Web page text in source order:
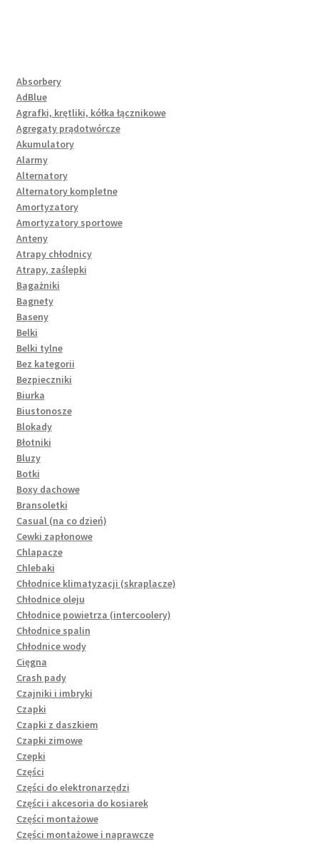
Absorbery
AdBlue
Agrafki, krętliki, kółka łącznikowe
Agregaty prądotwórcze
Akumulatory
Alarmy
Alternatory
Alternatory kompletne
Amortyzatory
Amortyzatory sportowe
Anteny
Atrapy chłodnicy
Atrapy, zaślepki
Bagażniki
Bagnety
Baseny
Belki
Belki tylne
Bez kategorii
Bezpieczniki
Biurka
Biustonosze
Blokady
Błotniki
Bluzy
Botki
Boxy dachowe
Bransoletki
Casual (na co dzień)
Cewki zapłonowe
Chlapacze
Chlebaki
Chłodnice klimatyzacji (skraplacze)
Chłodnice oleju
Chłodnice powietrza (intercoolery)
Chłodnice spalin
Chłodnice wody
Cięgna
Crash pady
Czajniki i imbryki
Czapki
Czapki z daszkiem
Czapki zimowe
Czepki
Części
Części do elektronarzędzi
Części i akcesoria do kosiarek
Części montażowe
Części montażowe i naprawcze